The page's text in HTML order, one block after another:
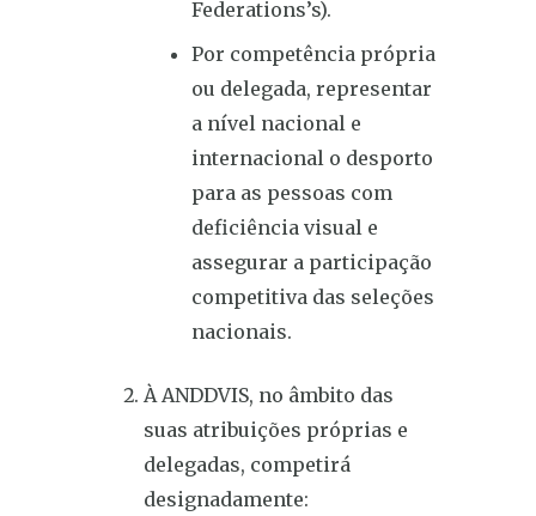
Federations’s).
Por competência própria
ou delegada, representar
a nível nacional e
internacional o desporto
para as pessoas com
deficiência visual e
assegurar a participação
competitiva das seleções
nacionais.
À ANDDVIS, no âmbito das
suas atribuições próprias e
delegadas, competirá
designadamente: